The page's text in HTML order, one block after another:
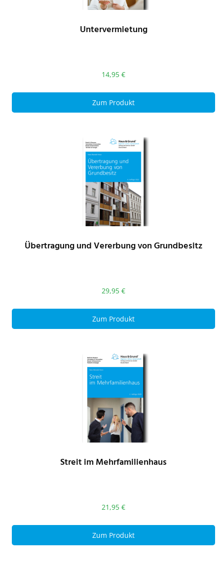
Untervermietung
14,95 €
Zum Produkt
Übertragung und Vererbung von Grundbesitz
29,95 €
Zum Produkt
Streit im Mehrfamilienhaus
21,95 €
Zum Produkt